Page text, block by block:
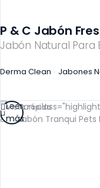
Jabón Natural Para
P & C Jabón
Derma Clean Jabones
Vista rápida
Leer
más